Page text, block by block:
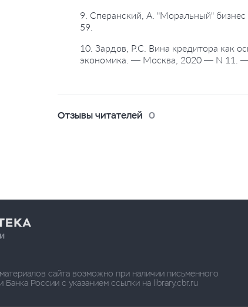
9. Сперанский, А. "Моральный"
59.
10. Зардов, Р.С. Вина кредитора как
экономика. — Москва, 2020 — N 11. —
Отзывы читателей 0
сайта возможно при наличии письменного
Банка России с указанием ссылки на library.cbr.ru